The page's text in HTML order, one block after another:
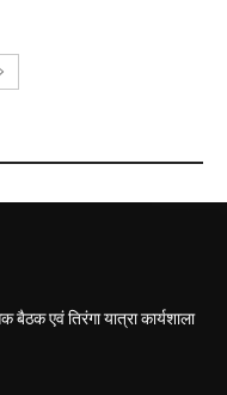
बैठक एवं तिरंगा यात्रा कार्यशाला